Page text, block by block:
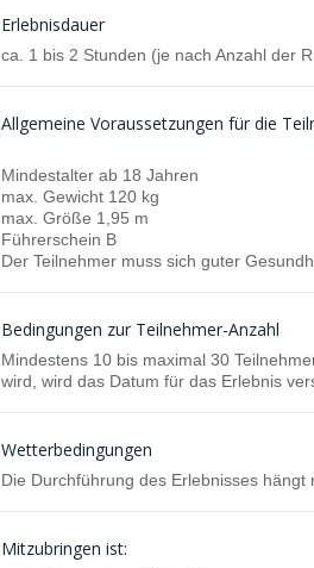
Erlebnisdauer
ca. 1 bis 2 Stunden (je nach Anzahl der
Allgemeine Voraussetzungen für die
Mindestalter ab 18 Jahren
max. Gewicht 120 kg
max. Größe 1,95 m
Führerschein B
Der Teilnehmer muss sich guter
Bedingungen zur Teilnehmer-Anzahl
Mindestens 10 bis maximal 30
wird, wird das Datum für das Erlebnis
Wetterbedingungen
Die Durchführung des Erlebnisses hängt
Mitzubringen ist: